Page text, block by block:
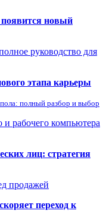
новый
руководство для
этапа карьеры
полный разбор и выбор
рабочего компьютера
лиц: стратегия
продажей
переход к